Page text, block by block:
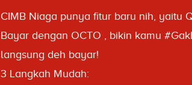
CIMB Niaga punya fitur baru nih, yaitu
Bayar dengan OCTO , bikin kamu
langsung deh bayar!
3 Langkah Mudah: